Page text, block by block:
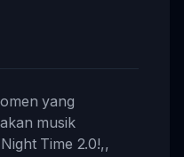
yang
musik
Time 2.0!,,